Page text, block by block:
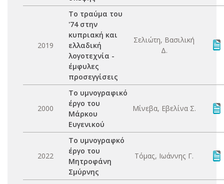
2019
Το τραύμα του
'74 στην
κυπριακή και
ελλαδική
λογοτεχνία -
έμφυλες
προσεγγίσεις
Σελιώτη, Βασιλική
Δ.
2000
Το υμνογραφικό
έργο του
Μάρκου
Ευγενικού
Μίνεβα, Εβελίνα Σ.
2022
Το υμνογραφκό
έργο του
Μητροφάνη
Σμύρνης
Τόμας, Ιωάννης Γ.